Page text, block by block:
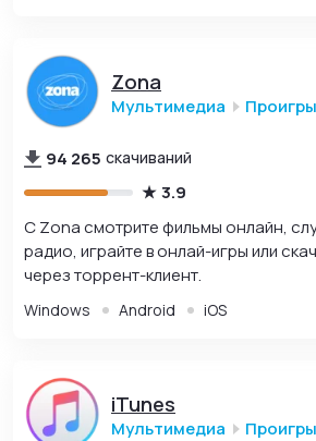
Zona
Мультимедиа
94 265 скачиваний
3.9
С Zona смотрите фильмы онлайн,
радио, играйте в онлай-игры или
через торрент-клиент.
Windows Android iOS
iTunes
Мультимедиа